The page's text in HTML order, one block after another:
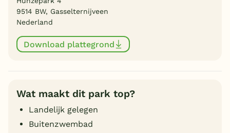
9514 BW, Gasselternijveen
Nederland
Download plattegrond
Wat maakt dit park top?
Landelijk gelegen
Buitenzwembad